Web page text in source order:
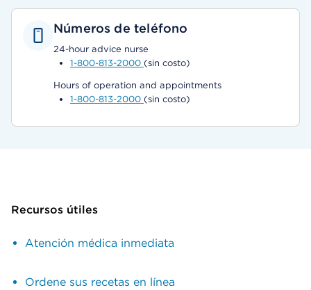
Números de teléfono
24-hour advice nurse
1-800-813-2000 (sin costo)
Hours of operation and appointments
1-800-813-2000 (sin costo)
Recursos útiles
Atención médica inmediata
Ordene sus recetas en línea